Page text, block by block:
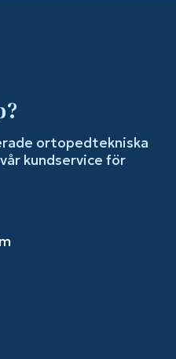
ortopedtekniska
kundservice för